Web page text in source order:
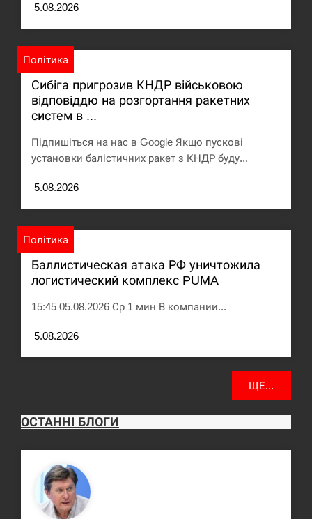
СЕРПЕНЬ
11:23
есть пострадавшие
ЩЕ...
5.08.2026
Політика
Сибіга пригрозив КНДР військовою
відповіддю на розгортання ракетних
систем в ...
Підпишіться на нас в Google Якщо пускові
установки балістичних ракет з КНДР буду...
5.08.2026
Політика
Баллистическая атака РФ уничтожила
логистический комплекс PUMA
15:45 05.08.2026 Ср 1 мин В компании...
5.08.2026
ЩЕ...
ОСТАННІ БЛОГИ